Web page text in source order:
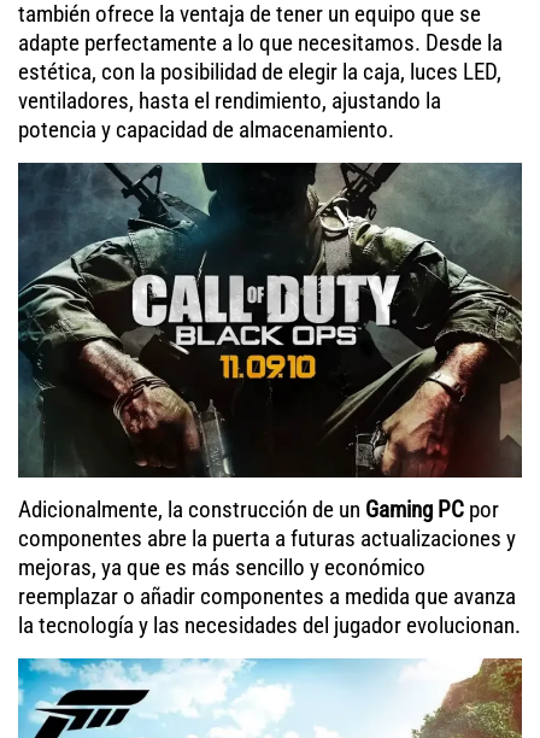
también ofrece la ventaja de tener un equipo que se
adapte perfectamente a lo que necesitamos. Desde la
estética, con la posibilidad de elegir la caja, luces LED,
ventiladores, hasta el rendimiento, ajustando la
potencia y capacidad de almacenamiento.
Adicionalmente, la construcción de un Gaming PC por
componentes abre la puerta a futuras actualizaciones y
mejoras, ya que es más sencillo y económico
reemplazar o añadir componentes a medida que avanza
la tecnología y las necesidades del jugador evolucionan.